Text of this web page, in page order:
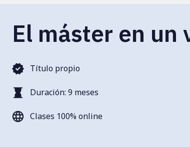
El máster en un
Título propio
Duración: 9 meses
Clases 100% online